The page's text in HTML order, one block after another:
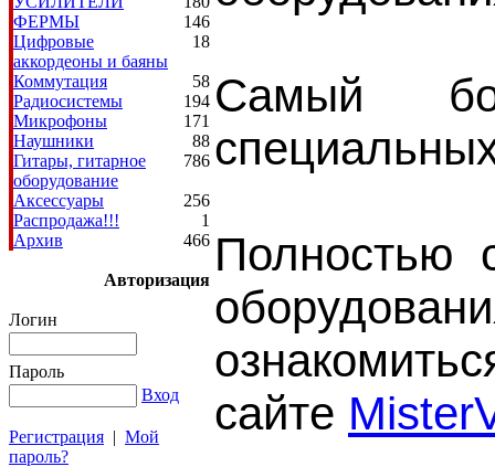
146
ФЕРМЫ
18
Цифровые
аккордеоны и баяны
58
Коммутация
194
Радиосистемы
171
Микрофоны
88
Наушники
786
Гитары, гитарное
оборудование
256
Аксессуары
1
Распродажа!!!
466
Архив
Авторизация
Логин
Пароль
Вход
Регистрация | Мой
пароль?
Самый
Полностью
сайте